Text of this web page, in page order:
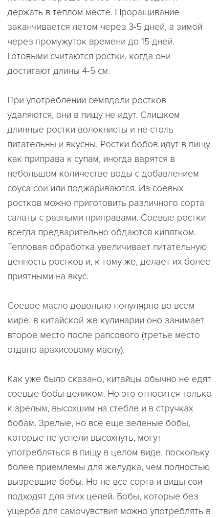
держать в теплом месте. Проращивание
заканчивается летом через 3-5 дней, а зимой
через промужуток времени до 15 дней.
Готовыми считаются ростки, когда они
достигают длины 4-5 см.
При употреблении семядоли ростков
удаляются, они в пищу не идут. Слишком
длинные ростки волокнисты и не столь
питательны и вкусны. Ростки бобов идут в пищу
как приправа к супам, иногда варятся в
небольшом количестве воды с добавлением
соуса сои или поджариваются. Из соевых
ростков можно приготовить различного сорта
салаты с разными приправами. Соевые ростки
всегда предварительно обдаются кипятком.
Тепловая обработка увеличивает питательную
ценность ростков и, к тому же, делает их более
приятными на вкус.
Соевое масло довольно популярно во всем
мире, в китайской же кулинарии оно занимает
второе место после рапсового (третье место
отдано арахисовому маслу).
Как уже было сказано, китайцы обычно не едят
соевые бобы целиком. Но это относится только
к зрелым, высохшим на стебле и в стручках
бобам. Зрелые, но все еще зеленые бобы,
которые не успели высохнуть, могут
употребляться в пищу в целом виде, поскольку
более приемлемы для желудка, чем полностью
вызревшие бобы. Но не все сорта и виды сои
подходят для этих целей. Бобы, которые без
ущерба для самочувствия можно употреблять в